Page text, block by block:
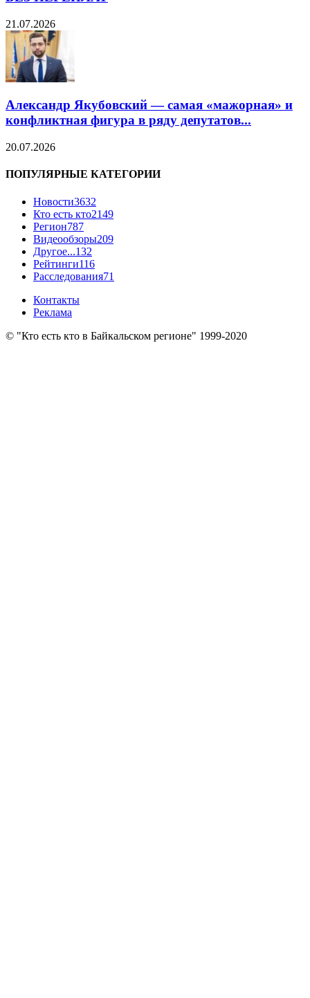
21.07.2026
Александр Якубовский — самая «мажорная» и
конфликтная фигура в ряду депутатов...
20.07.2026
ПОПУЛЯРНЫЕ КАТЕГОРИИ
Новости3632
Кто есть кто2149
Регион787
Видеообзоры209
Другое...132
Рейтинги116
Расследования71
Контакты
Реклама
© "Кто есть кто в Байкальском регионе" 1999-2020